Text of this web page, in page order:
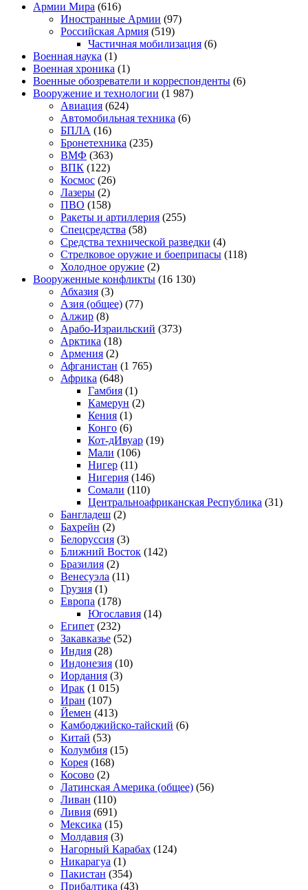
Армии Мира (616)
Иностранные Армии (97)
Российская Армия (519)
Частичная мобилизация (6)
Военная наука (1)
Военная хроника (1)
Военные обозреватели и корреспонденты (6)
Вооружение и технологии (1 987)
Авиация (624)
Автомобильная техника (6)
БПЛА (16)
Бронетехника (235)
ВМФ (363)
ВПК (122)
Космос (26)
Лазеры (2)
ПВО (158)
Ракеты и артиллерия (255)
Спецсредства (58)
Средства технической разведки (4)
Стрелковое оружие и боеприпасы (118)
Холодное оружие (2)
Вооруженные конфликты (16 130)
Абхазия (3)
Азия (общее) (77)
Алжир (8)
Арабо-Израильский (373)
Арктика (18)
Армения (2)
Афганистан (1 765)
Африка (648)
Гамбия (1)
Камерун (2)
Кения (1)
Конго (6)
Кот-дИвуар (19)
Мали (106)
Нигер (11)
Нигерия (146)
Сомали (110)
Центральноафриканская Республика (31)
Бангладеш (2)
Бахрейн (2)
Белоруссия (3)
Ближний Восток (142)
Бразилия (2)
Венесуэла (11)
Грузия (1)
Европа (178)
Югославия (14)
Египет (232)
Закавказье (52)
Индия (28)
Индонезия (10)
Иордания (3)
Ирак (1 015)
Иран (107)
Йемен (413)
Камбоджийско-тайский (6)
Китай (53)
Колумбия (15)
Корея (168)
Косово (2)
Латинская Америка (общее) (56)
Ливан (110)
Ливия (691)
Мексика (15)
Молдавия (3)
Нагорный Карабах (124)
Никарагуа (1)
Пакистан (354)
Прибалтика (43)